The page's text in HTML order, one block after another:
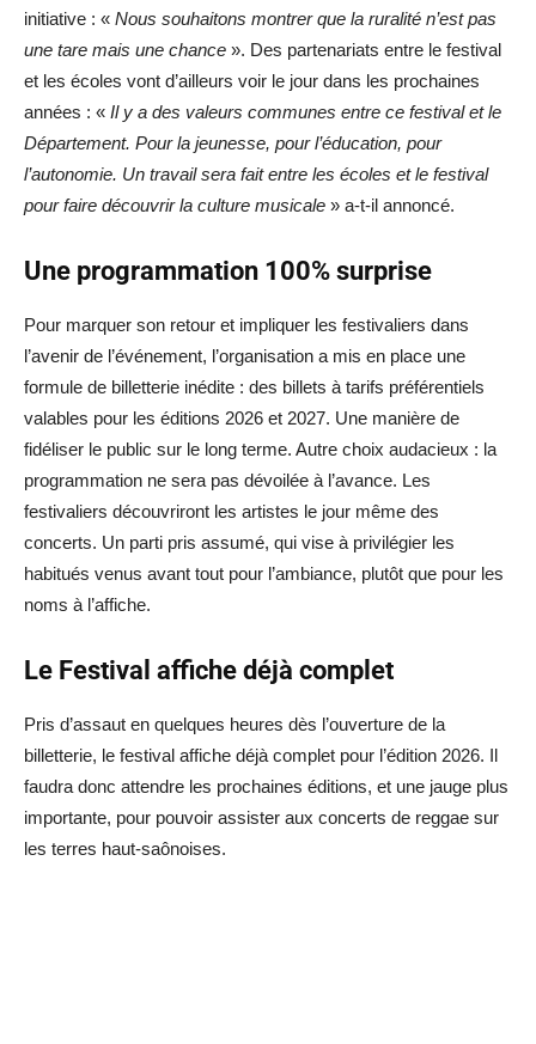
initiative : « Nous souhaitons montrer que la ruralité n’est pas
une tare mais une chance ». Des partenariats entre le festival
et les écoles vont d’ailleurs voir le jour dans les prochaines
années : « Il y a des valeurs communes entre ce festival et le
Département. Pour la jeunesse, pour l’éducation, pour
l’autonomie. Un travail sera fait entre les écoles et le festival
pour faire découvrir la culture musicale » a-t-il annoncé.
Une programmation 100% surprise
Pour marquer son retour et impliquer les festivaliers dans
l’avenir de l’événement, l’organisation a mis en place une
formule de billetterie inédite : des billets à tarifs préférentiels
valables pour les éditions 2026 et 2027. Une manière de
fidéliser le public sur le long terme. Autre choix audacieux : la
programmation ne sera pas dévoilée à l’avance. Les
festivaliers découvriront les artistes le jour même des
concerts. Un parti pris assumé, qui vise à privilégier les
habitués venus avant tout pour l’ambiance, plutôt que pour les
noms à l’affiche.
Le Festival affiche déjà complet
Pris d’assaut en quelques heures dès l’ouverture de la
billetterie, le festival affiche déjà complet pour l’édition 2026. Il
faudra donc attendre les prochaines éditions, et une jauge plus
importante, pour pouvoir assister aux concerts de reggae sur
les terres haut-saônoises.